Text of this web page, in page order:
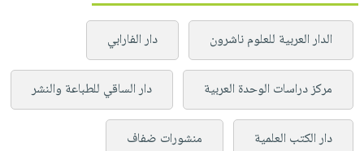
الدار العربية للعلوم ناشرون دار الفارابي
مركز دراسات الوحدة العربية دار الساقي للطباعة والنشر
دار الكتب العلمية منشورات ضفاف